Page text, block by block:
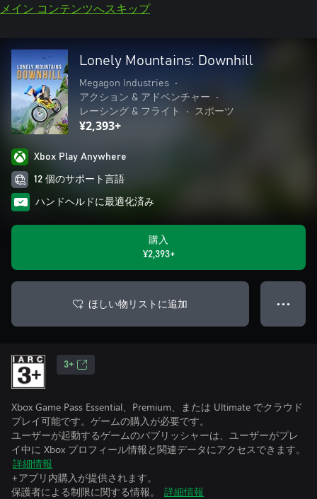
メイン コンテンツへスキップ
Lonely Mountains: Downhill
Megagon Industries
•
アクション & アドベンチャー
•
レーシング & フライト
• スポーツ
¥2,393+
Xbox Play Anywhere
12 個のサポート言語
ハンドヘルドに最適化済み
購入
¥2,393+
ほしい物リストに追加 ● ● ●
3+
Xbox Game Pass Essential、Premium、または Ultimate でクラウド
プレイ可能です。ゲームの購入が必要です。
ユーザーが起動するゲームのパブリッシャーは、ユーザーがプレ
イ中に Xbox プロフィール情報と関連データにアクセスできます。
詳細情報
+アプリ内購入が提供されます。
保護者による制限に関する情報。
詳細情報